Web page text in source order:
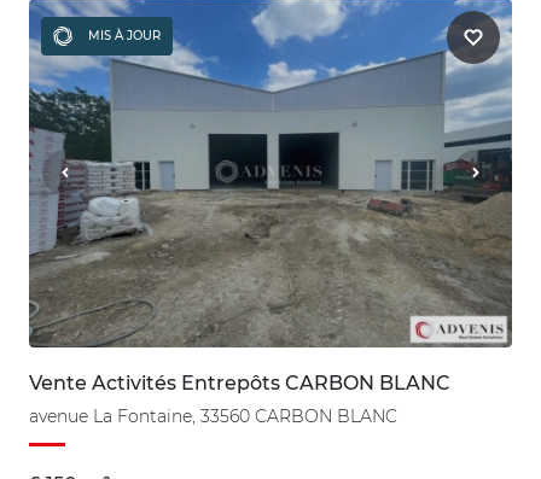
MIS À JOUR
Vente Activités Entrepôts CARBON BLANC
avenue La Fontaine, 33560 CARBON BLANC